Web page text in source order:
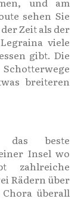
sehen Sie
Zeit als der
viele
gibt. Die
breiteren
das beste
Insel wo
zahlreiche
Rädern über
überall